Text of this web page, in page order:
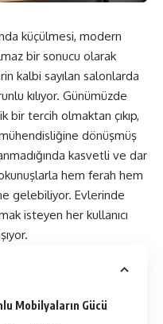
küçülmesi, modern
bir sonucu olarak
kalbi sayılan salonlarda
kılıyor. Günümüzde
bir tercih olmaktan çıkıp,
dönüşmüş
kasvetli ve dar
hem ferah hem
gelebiliyor. Evlerinde
isteyen her kullanıcı
Mobilyaların Gücü